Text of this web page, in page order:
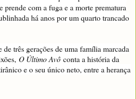
prende com a fuga e a morte prematura
há anos por um quarto trancado
três gerações de uma família marcada
O Último Avô conta a história da
e o seu único neto, entre a herança